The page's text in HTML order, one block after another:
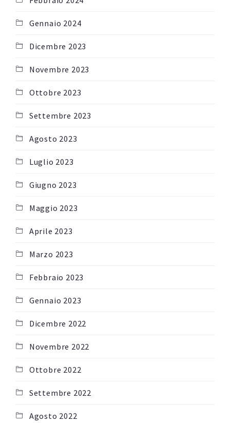
Gennaio 2024
Dicembre 2023
Novembre 2023
Ottobre 2023
Settembre 2023
Agosto 2023
Luglio 2023
Giugno 2023
Maggio 2023
Aprile 2023
Marzo 2023
Febbraio 2023
Gennaio 2023
Dicembre 2022
Novembre 2022
Ottobre 2022
Settembre 2022
Agosto 2022